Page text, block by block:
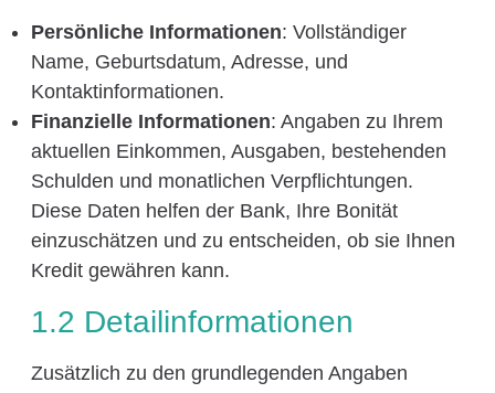
Persönliche Informationen: Vollständiger
Name, Geburtsdatum, Adresse, und
Kontaktinformationen.
Finanzielle Informationen: Angaben zu Ihrem
aktuellen Einkommen, Ausgaben, bestehenden
Schulden und monatlichen Verpflichtungen.
Diese Daten helfen der Bank, Ihre Bonität
einzuschätzen und zu entscheiden, ob sie Ihnen
Kredit gewähren kann.
1.2 Detailinformationen
Zusätzlich zu den grundlegenden Angaben